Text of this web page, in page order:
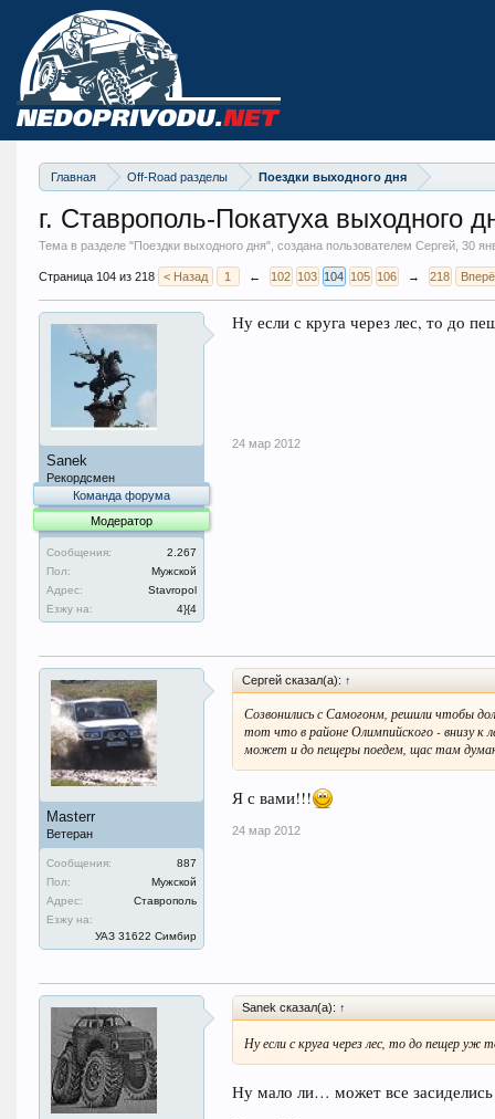
Главная Off-Road разделы Поездки выходного дня
г. Ставрополь-Покатуха выходного
Тема в разделе "Поездки выходного дня", создана пользователем Сергей, 30
Страница 104 из 218 < Назад 1 ← 102 103 104 105 106 → 218
Sanek
Рекордсмен
Команда форума
Модератор
Сообщения:
2.267
Пол:
Мужской
Адрес:
Stavropol
Езжу на:
4}{4
Ну если с круга через лес, то до
24 мар 2012
Masterr
Ветеран
Сообщения:
887
Пол:
Мужской
Адрес:
Ставрополь
Езжу на:
УАЗ 31622 Симбир
Сергей сказал(а): ↑
Созвонились с Самогонм, решили чтобы
тот что в районе Олимпийского - внизу к
может и до пещеры поедем, щас там
Я с вами!!!
24 мар 2012
Sanek сказал(а): ↑
Ну если с круга через лес, то до пещер уж
Ну мало ли… может все